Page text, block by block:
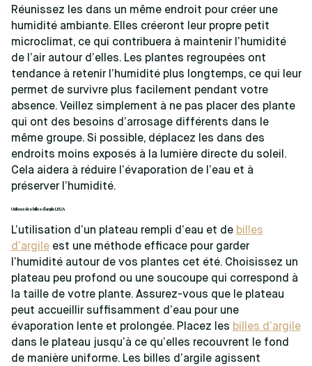
Réunissez les dans un même endroit pour créer une
humidité ambiante. Elles créeront leur propre petit
microclimat, ce qui contribuera à maintenir l’humidité
de l’air autour d’elles. Les plantes regroupées ont
tendance à retenir l’humidité plus longtemps, ce qui leur
permet de survivre plus facilement pendant votre
absence. Veillez simplement à ne pas placer des plante
qui ont des besoins d’arrosage différents dans le
même groupe. Si possible, déplacez les dans des
endroits moins exposés à la lumière directe du soleil.
Cela aidera à réduire l’évaporation de l’eau et à
préserver l’humidité.
Utilisez des billes d’argile LECA
L’utilisation d’un plateau rempli d’eau et de billes
d’argileest une méthode efficace pour garder
l’humidité autour de vos plantes cet été. Choisissez un
plateau peu profond ou une soucoupe qui correspond à
la taille de votre plante. Assurez-vous que le plateau
peut accueillir suffisamment d’eau pour une
évaporation lente et prolongée. Placez les billes d’argile
dans le plateau jusqu’à ce qu’elles recouvrent le fond
de manière uniforme. Les billes d’argile agissent